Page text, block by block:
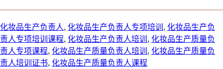
化妆品生产负责人, 化妆品生产负责人专项培训 , 化妆品生产负
责人专项培训课程, 化妆品生产负责人培训 , 化妆品生产质量负
责人专项课程, 化妆品生产质量负责人培训 , 化妆品生产质量负
责人培训证书, 化妆品生产质量负责人课程